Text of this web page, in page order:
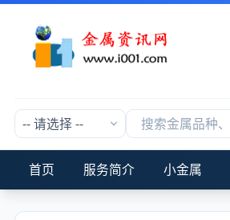
首页 服务简介 小金属